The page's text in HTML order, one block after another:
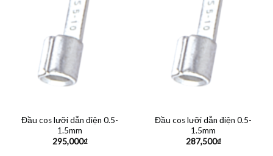
Đầu cos lưỡi dẫn điện 0.5-
1.5mm
295,000₫
Đầu cos lưỡi dẫn điện 0.5-
1.5mm
287,500₫